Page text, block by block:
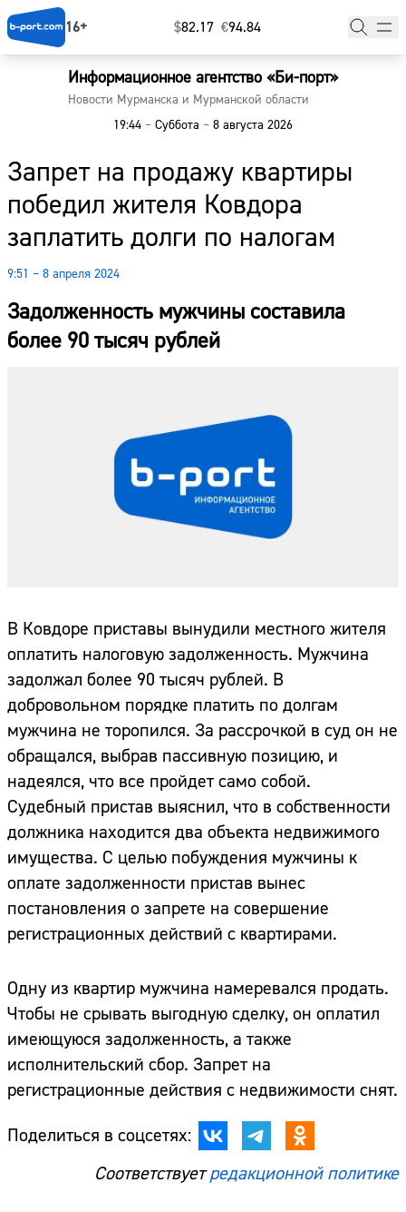
16+ $⁠82.17 €⁠94.84
Информационное агентство «Би-порт»
Новости Мурманска и Мурманской области
19:44 – Суббота – 8 августа 2026
Запрет на продажу квартиры
победил жителя Ковдора
заплатить долги по налогам
9:51 – 8 апреля 2024
Задолженность мужчины составила
более 90 тысяч рублей
В Ковдоре приставы вынудили местного жителя
оплатить налоговую задолженность. Мужчина
задолжал более 90 тысяч рублей. В
добровольном порядке платить по долгам
мужчина не торопился. За рассрочкой в суд он не
обращался, выбрав пассивную позицию, и
надеялся, что все пройдет само собой.
Судебный пристав выяснил, что в собственности
должника находится два объекта недвижимого
имущества. С целью побуждения мужчины к
оплате задолженности пристав вынес
постановления о запрете на совершение
регистрационных действий с квартирами.
Одну из квартир мужчина намеревался продать.
Чтобы не срывать выгодную сделку, он оплатил
имеющуюся задолженность, а также
исполнительский сбор. Запрет на
регистрационные действия с недвижимости снят.
Поделиться в соцсетях:
Соответствуетредакционной политике
Главная
Наши гости
Фоторепортажи
Погода
Курсы валют